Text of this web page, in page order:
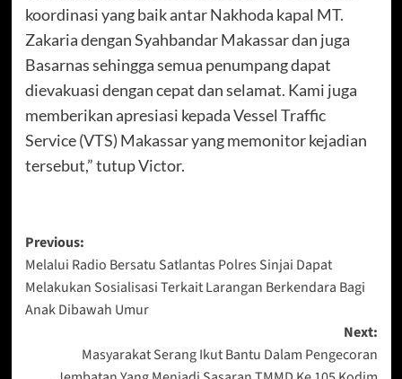
koordinasi yang baik antar Nakhoda kapal MT.
Zakaria dengan Syahbandar Makassar dan juga
Basarnas sehingga semua penumpang dapat
dievakuasi dengan cepat dan selamat. Kami juga
memberikan apresiasi kepada Vessel Traffic
Service (VTS) Makassar yang memonitor kejadian
tersebut,” tutup Victor.
Post
navigation
Previous:
Melalui Radio Bersatu Satlantas Polres Sinjai Dapat
Melakukan Sosialisasi Terkait Larangan Berkendara Bagi
Anak Dibawah Umur
Next:
Masyarakat Serang Ikut Bantu Dalam Pengecoran